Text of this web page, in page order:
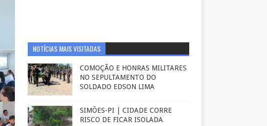
NOTÍCIAS MAIS VISITADAS
COMOÇÃO E HONRAS MILITARES
NO SEPULTAMENTO DO
SOLDADO EDSON LIMA
SIMÕES-PI | CIDADE CORRE
RISCO DE FICAR ISOLADA